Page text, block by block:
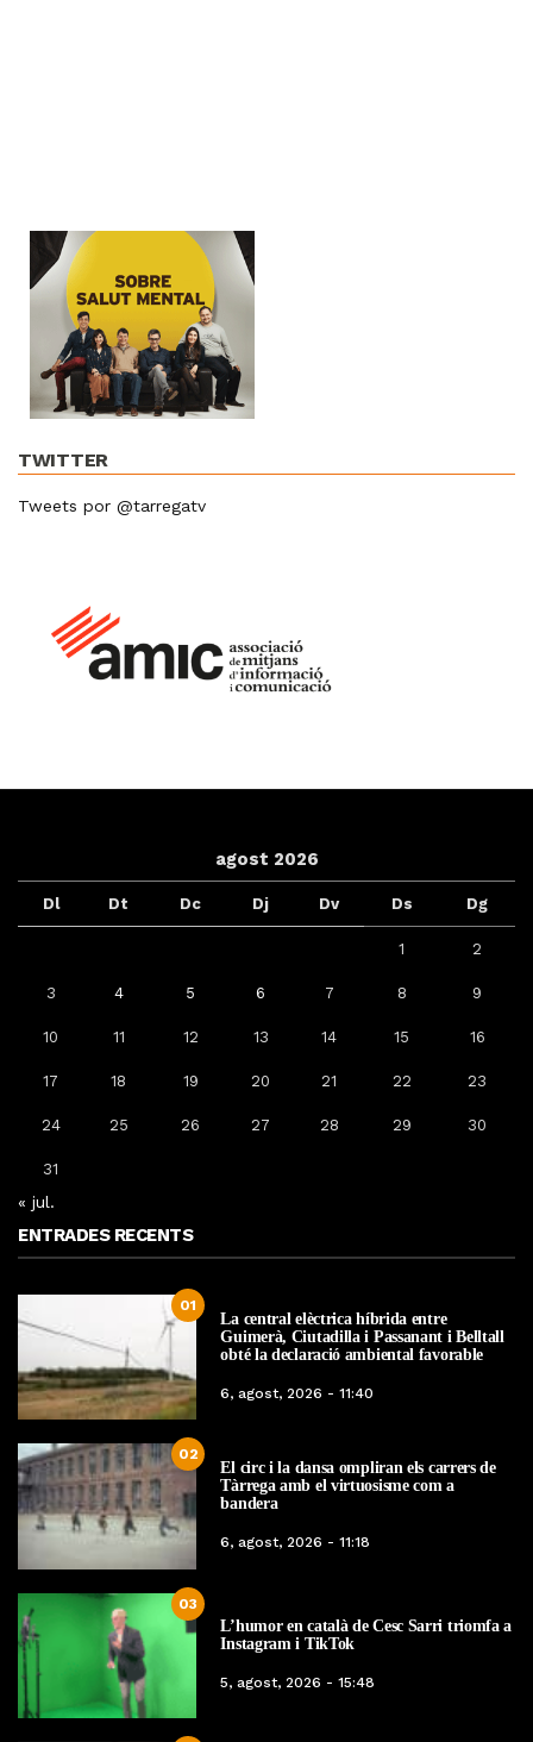
TWITTER
Tweets por @tarregatv
agost 2026
Dl Dt Dc Dj Dv Ds Dg
1 2
3 4 5 6 7 8 9
10 11 12 13 14 15 16
17 18 19 20 21 22 23
24 25 26 27 28 29 30
31
« jul.
ENTRADES RECENTS
01
La central elèctrica híbrida entre
Guimerà, Ciutadilla i Passanant i Belltall
obté la declaració ambiental favorable
6, agost, 2026 - 11:40
02
El circ i la dansa ompliran els carrers de
Tàrrega amb el virtuosisme com a
bandera
6, agost, 2026 - 11:18
03
L’humor en català de Cesc Sarri triomfa a
Instagram i TikTok
5, agost, 2026 - 15:48